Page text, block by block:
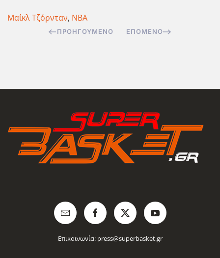
Μαίκλ Τζόρνταν, NBA
ΠΡΟΗΓΟΎΜΕΝΟ ΕΠΌΜΕΝΟ
Επικοινωνία: press@superbasket.gr